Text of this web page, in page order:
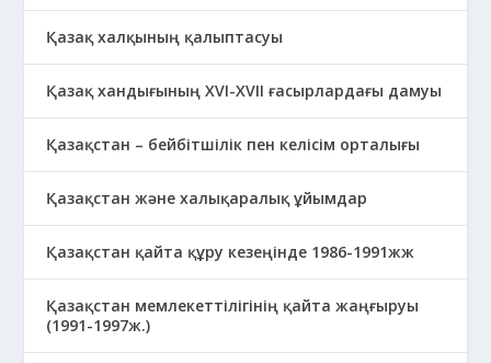
Қазақ халқының қалыптасуы
Қазақ хандығының XVI-XVII ғасырлардағы дамуы
Қазақстан – бейбітшілік пен келісім орталығы
Қазақстан және халықаралық ұйымдар
Қазақстан қайта құру кезеңінде 1986-1991жж
Қазақстан мемлекеттілігінің қайта жаңғыруы
(1991-1997ж.)